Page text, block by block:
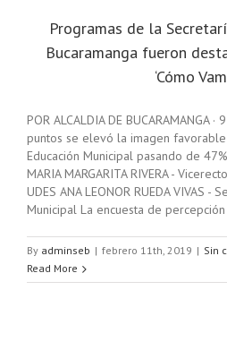
Programas de la
Bucaramanga fueron
‘Cómo
POR ALCALDIA DE BUCARAMANGA ·
puntos se elevó la imagen
Educación Municipal pasando de
MARIA MARGARITA RIVERA -
UDES ANA LEONOR RUEDA VIVAS -
Municipal La encuesta de
By adminseb | febrero 11th, 2019 | Sin
Read More